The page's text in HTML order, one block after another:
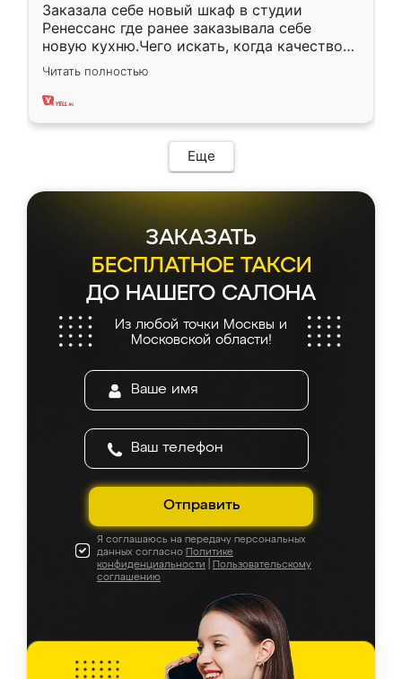
Заказала себе новый шкаф в студии
Ренессанс где ранее заказывала себе
новую кухню.Чего искать, когда качеством
вполне довольна. Служит кухня уже почти
два года, нареканий нет.
Читать полностью
Еще
ЗАКАЗАТЬ
БЕСПЛАТНОЕ ТАКСИ
ДО НАШЕГО САЛОНА
Из любой точки Москвы и
Московской области!
Отправить
Я соглашаюсь на передачу персональных
данных согласно Политике
конфиденциальности
Пользовательскому
соглашению